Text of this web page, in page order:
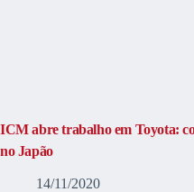
ICM abre trabalho em Toyota:
no Japão
14/11/2020